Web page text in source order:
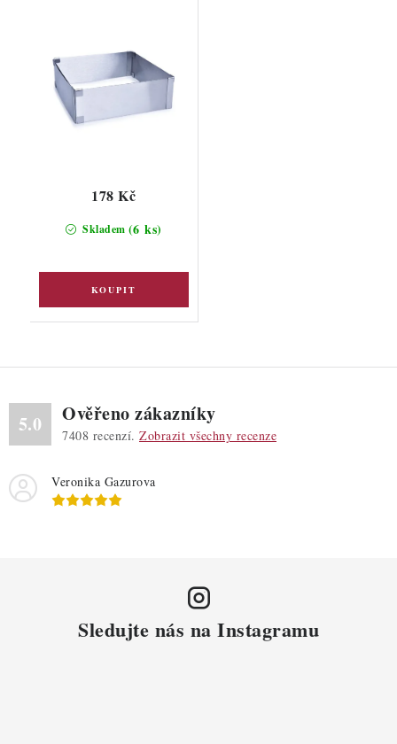
Skladem (6 ks)
178 Kč
5.0 Ověřeno zákazníky
7408 recenzí. Zobrazit všechny recenze
Veronika Gazurova
Sledujte nás na Instagramu